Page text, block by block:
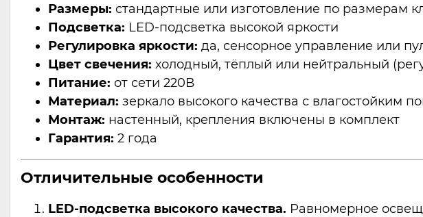
Размеры: стандартные или изготовление по размерам
Подсветка: LED-подсветка высокой яркости
Регулировка яркости: да, сенсорное управление или
Цвет свечения: холодный, тёплый или нейтральный
Питание: от сети 220В
Материал: зеркало высокого качества с влагостойким
Монтаж: настенный, крепления включены в комплект
Гарантия: 2 года
Отличительные особенности
LED-подсветка высокого качества. Равномерное